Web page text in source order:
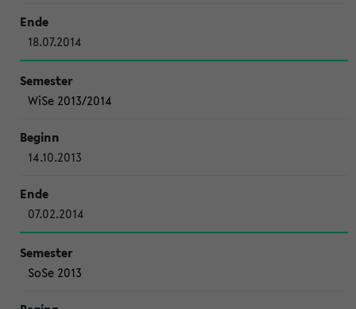
18.07.2014
WiSe 2013/2014
14.10.2013
07.02.2014
SoSe 2013